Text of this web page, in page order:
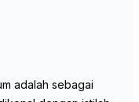
adalah sebagai